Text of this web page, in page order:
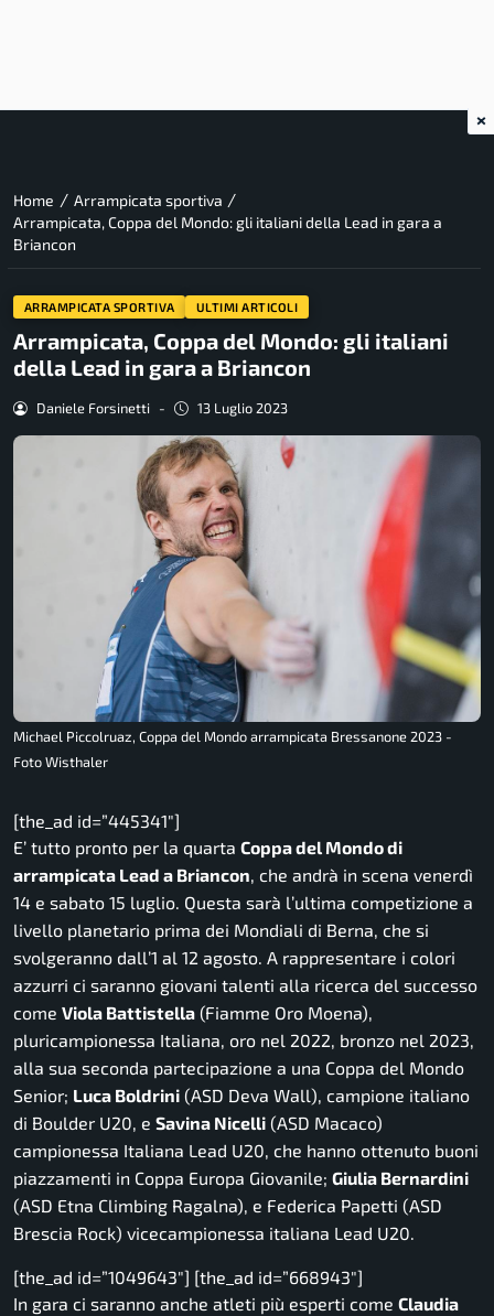
Home / Arrampicata sportiva /
Arrampicata, Coppa del Mondo: gli italiani della Lead in gara a
Briancon
ARRAMPICATA SPORTIVA ULTIMI ARTICOLI
Arrampicata, Coppa del Mondo: gli italiani
della Lead in gara a Briancon
Daniele Forsinetti - 13 Luglio 2023
Michael Piccolruaz, Coppa del Mondo arrampicata Bressanone 2023 -
Foto Wisthaler
[the_ad id=”445341″]
E’ tutto pronto per la quarta Coppa del Mondo di
arrampicata Lead a Briancon, che andrà in scena venerdì
14 e sabato 15 luglio. Questa sarà l’ultima competizione a
livello planetario prima dei Mondiali di Berna, che si
svolgeranno dall’1 al 12 agosto. A rappresentare i colori
azzurri ci saranno giovani talenti alla ricerca del successo
come Viola Battistella (Fiamme Oro Moena),
pluricampionessa Italiana, oro nel 2022, bronzo nel 2023,
alla sua seconda partecipazione a una Coppa del Mondo
Senior; Luca Boldrini (ASD Deva Wall), campione italiano
di Boulder U20, e Savina Nicelli (ASD Macaco)
campionessa Italiana Lead U20, che hanno ottenuto buoni
piazzamenti in Coppa Europa Giovanile; Giulia Bernardini
(ASD Etna Climbing Ragalna), e Federica Papetti (ASD
Brescia Rock) vicecampionessa italiana Lead U20.
[the_ad id=”1049643″] [the_ad id=”668943″]
In gara ci saranno anche atleti più esperti come Claudia
×